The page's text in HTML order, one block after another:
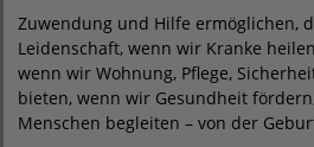
Zuwendung und Hilfe ermöglichen,
Leidenschaft, wenn wir Kranke
wenn wir Wohnung, Pflege,
bieten, wenn wir Gesundheit
Menschen begleiten – von der